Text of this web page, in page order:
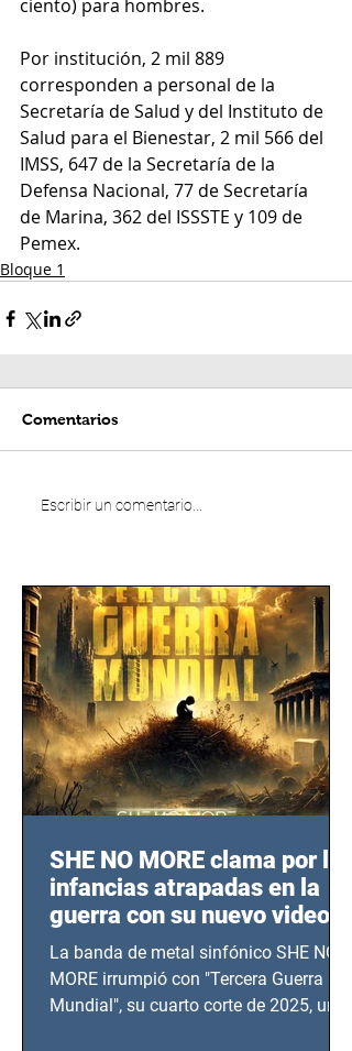
ciento) para hombres.
Por institución, 2 mil 889
corresponden a personal de la
Secretaría de Salud y del Instituto de
Salud para el Bienestar, 2 mil 566 del
IMSS, 647 de la Secretaría de la
Defensa Nacional, 77 de Secretaría
de Marina, 362 del ISSSTE y 109 de
Pemex.
Bloque 1
Comentarios
Escribir un comentario...
SHE NO MORE clama por las
infancias atrapadas en la
guerra con su nuevo video
TERCERA GUERRA
MUNDIAL
La banda de metal sinfónico SHE NO
MORE irrumpió con "Tercera Guerra
Mundial", su cuarto corte de 2025, un